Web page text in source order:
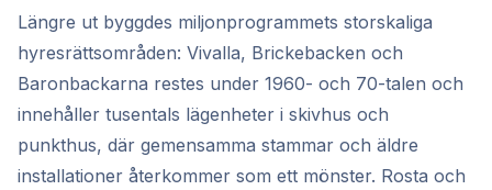
Längre ut byggdes miljonprogrammets storskaliga
hyresrättsområden: Vivalla, Brickebacken och
Baronbackarna restes under 1960- och 70-talen och
innehåller tusentals lägenheter i skivhus och
punkthus, där gemensamma stammar och äldre
installationer återkommer som ett mönster. Rosta och